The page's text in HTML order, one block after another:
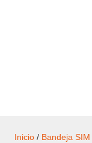
Inicio / Bandeja SIM